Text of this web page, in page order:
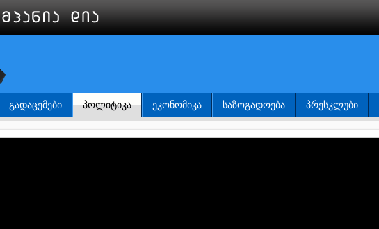
ᲒᲐᲓᲐᲪᲔᲛᲔᲑᲘ ᲞᲝᲚᲘᲢᲘᲙᲐ ᲔᲙᲝᲜᲝᲛᲘᲙᲐ ᲡᲐᲖᲝᲒᲐᲓᲝᲔᲑᲐ ᲞᲠᲔᲡᲙᲚᲣᲑᲘ